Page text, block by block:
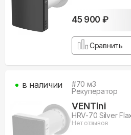
45 900 ₽
Сравнить
#70 м3
Рекуператор
VENTini
HRV-70 Silver
Нет отзывов
в наличии